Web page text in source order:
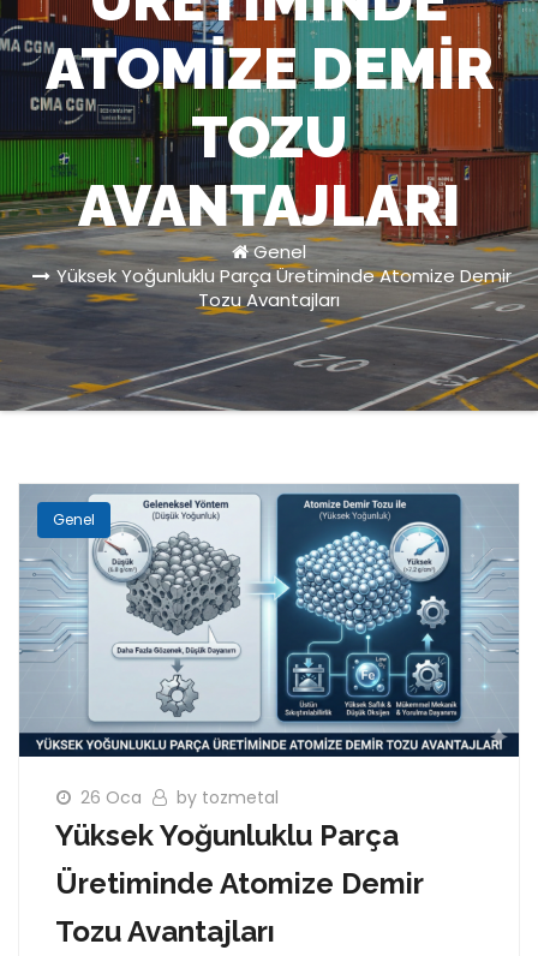
ATOMIZE DEMIR
TOZU
AVANTAJLARI
Genel
Yüksek Yoğunluklu Parça Üretiminde Atomize Demir
Tozu Avantajları
Genel
26 Oca by tozmetal
Yüksek Yoğunluklu Parça
Üretiminde Atomize Demir
Tozu Avantajları